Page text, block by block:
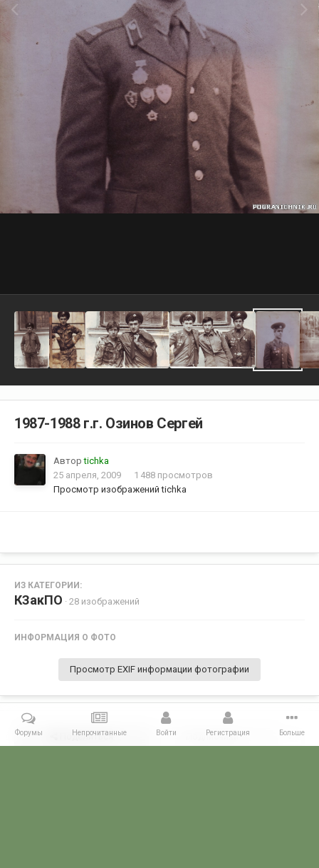
1987-1988 г.г. Озинов Сергей
Авторtichka
25 апреля, 2009
1 488 просмотров
Просмотр изображений tichka
ИЗ КАТЕГОРИИ:
КЗакПО · 28 изображений
ИНФОРМАЦИЯ О ФОТО
Просмотр EXIF информации фотографии
Поделиться Подписчики 0
Форумы Непрочитанные Войти Регистрация Больше